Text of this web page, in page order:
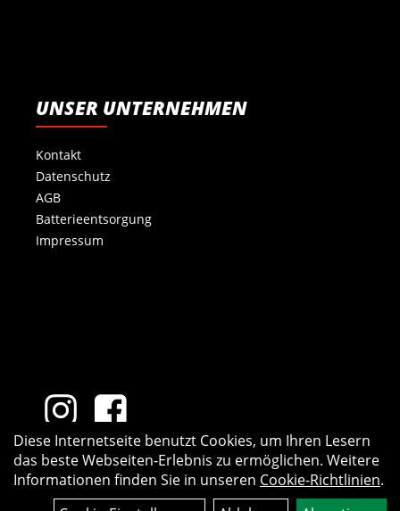
UNSER UNTERNEHMEN
Kontakt
Datenschutz
AGB
Batterieentsorgung
Impressum
Diese Internetseite benutzt Cookies, um Ihren Lesern
das beste Webseiten-Erlebnis zu ermöglichen. Weitere
Informationen finden Sie in unseren Cookie-Richtlinien.